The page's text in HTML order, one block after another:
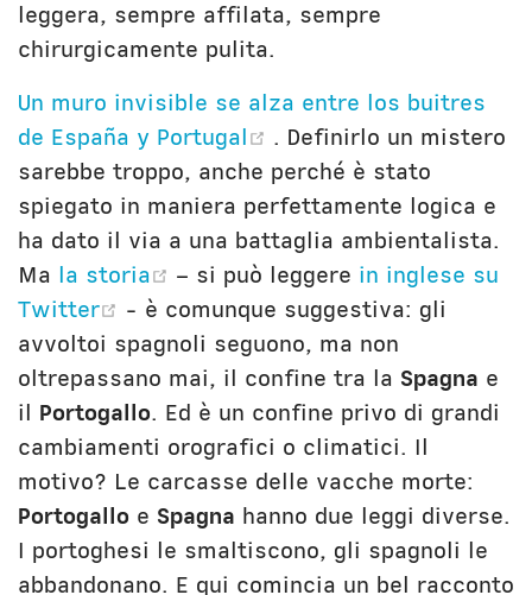
leggera, sempre affilata, sempre
chirurgicamente pulita.
Un muro invisible se alza entre los buitres
de España y Portugal
(opens new window)
. Definirlo un mistero
sarebbe troppo, anche perché è stato
spiegato in maniera perfettamente logica e
ha dato il via a una battaglia ambientalista.
Ma la storia (opens new window)
– si può leggere in inglese su
Twitter
(opens new window)
- è comunque suggestiva: gli
avvoltoi spagnoli seguono, ma non
oltrepassano mai, il confine tra la Spagna e
il Portogallo. Ed è un confine privo di grandi
cambiamenti orografici o climatici. Il
motivo? Le carcasse delle vacche morte:
Portogallo e Spagna hanno due leggi diverse.
I portoghesi le smaltiscono, gli spagnoli le
abbandonano. E qui comincia un bel racconto